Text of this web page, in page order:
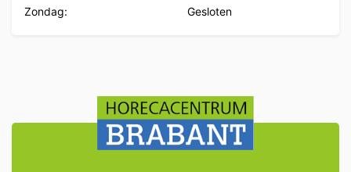
Zondag:
Gesloten